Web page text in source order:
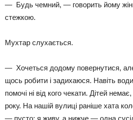
— Будь чемний, — говорить йому
стежкою.
Мухтар слухається.
— Хочеться додому повернутися,
щось робити і задихаюся. Навіть
помочі ні від кого чекати. Дітей
року. На нашій вулиці раніше хата
— пусто: я живу, а нижче — одна